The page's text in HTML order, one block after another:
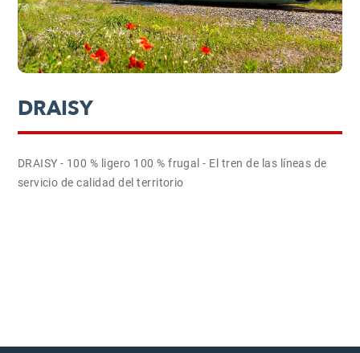
DRAISY
DRAISY - 100 % ligero 100 % frugal - El tren de las líneas de
servicio de calidad del territorio